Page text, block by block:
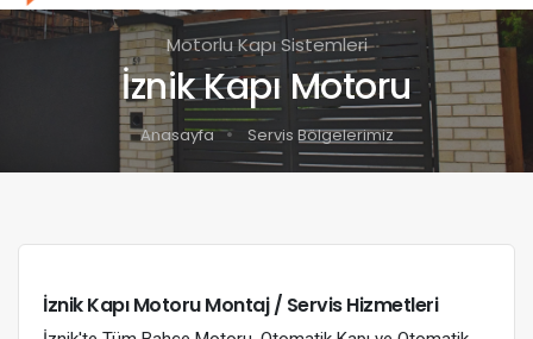
Motorlu Kapı Sistemleri
İznik Kapı Motoru
Anasayfa Servis Bölgelerimiz
İznik Kapı Motoru Montaj / Servis Hizmetleri